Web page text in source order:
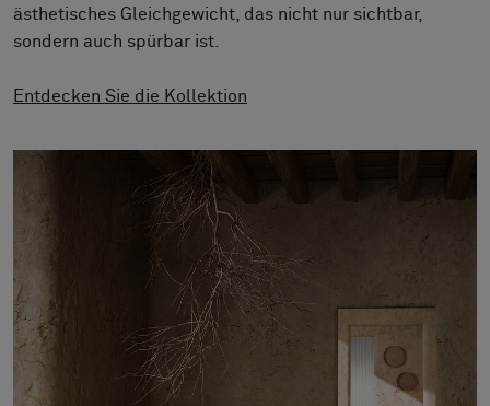
Designerkollaborationen
FAQ
Pattern Tile Tool
Image & Material Bank
Land auswählen
ästhetisches Gleichgewicht, das nicht nur sichtbar,
sondern auch spürbar ist.
Entdecken Sie die Kollektion